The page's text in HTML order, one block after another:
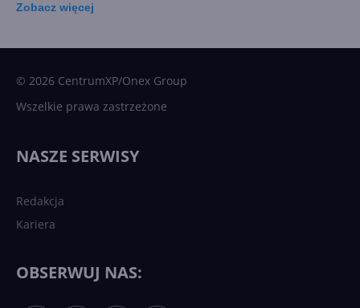
Zobacz więcej
© 2026 CentrumXP/Onex Group
Wszelkie prawa zastrzeżone
NASZE SERWISY
Redakcja
Kariera
OBSERWUJ NAS: